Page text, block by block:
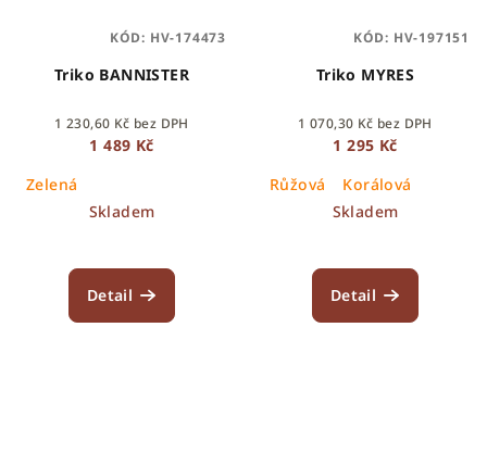
Triko BANNISTER
1 230,60 Kč bez DPH
1 489 Kč
Zelená
Skladem
Detail
KÓD: HV-174473
Triko MYRES
1 070,30 Kč bez DPH
1 295 Kč
Růžová
Korálová
Skladem
Detail
KÓD: HV-197151